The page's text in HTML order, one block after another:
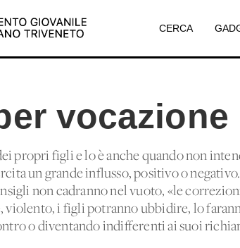
CERCA
vocazione
propri figli e lo è anche quando non
un grande influsso, positivo o
non cadranno nel vuoto, «le
violento, i figli potranno ubbidire, lo
o diventando indifferenti ai suoi